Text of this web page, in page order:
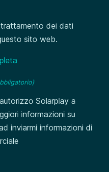
dei dati
sito web.
Solarplay a
informazioni su
inviarmi informazioni di